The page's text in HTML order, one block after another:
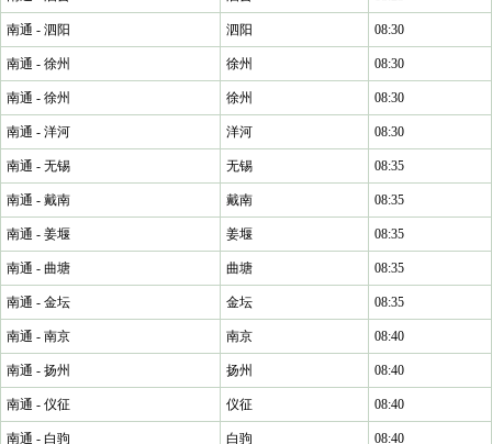
南通 - 泗阳 泗阳 08:30
南通 - 徐州 徐州 08:30
南通 - 徐州 徐州 08:30
南通 - 洋河 洋河 08:30
南通 - 无锡 无锡 08:35
南通 - 戴南 戴南 08:35
南通 - 姜堰 姜堰 08:35
南通 - 曲塘 曲塘 08:35
南通 - 金坛 金坛 08:35
南通 - 南京 南京 08:40
南通 - 扬州 扬州 08:40
南通 - 仪征 仪征 08:40
南通 - 白驹 白驹 08:40